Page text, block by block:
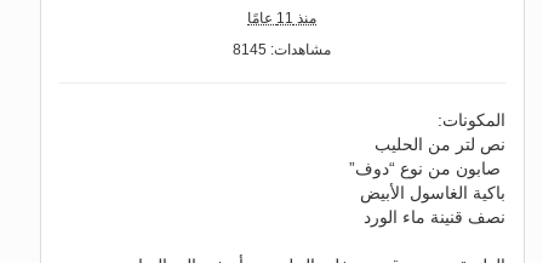
منذ 11 عامًا
مشاهدات: 8145
المكونات:
نص لتر من الحليب
صابون من نوع “دوف”
باكية الغاسول الأبيض
نصف قنينة ماء الورد